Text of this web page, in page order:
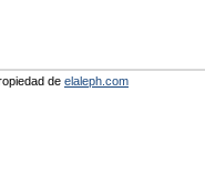
de elaleph.com